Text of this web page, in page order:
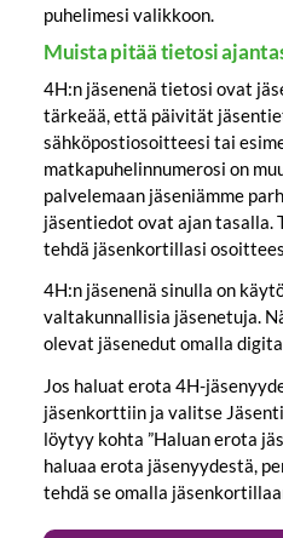
puhelimesi valikkoon.
Muista pitää tietosi
4H:n jäsenenä tietosi ovat
tärkeää, että päivität
sähköpostiosoitteesi tai
matkapuhelinnumerosi on
palvelemaan jäseniämme
jäsentiedot ovat ajan tasalla.
tehdä jäsenkortillasi
4H:n jäsenenä sinulla on
valtakunnallisia jäsenetuja.
olevat jäsenedut omalla
Jos haluat erota 4H-
jäsenkorttiin ja valitse
löytyy kohta ”Haluan erota
haluaa erota jäsenyydestä,
tehdä se omalla